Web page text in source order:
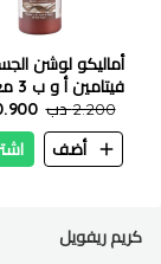
أماليكو لوشن
فيتامين
الحلزون والزبان 550 مل
2.200 دب
0.900
أضف
كريم ريفويل